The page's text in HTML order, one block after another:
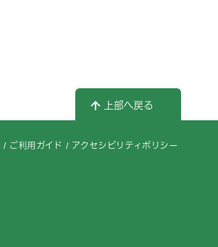
上部へ戻る
ご利用ガイド アクセシビリティポリシー